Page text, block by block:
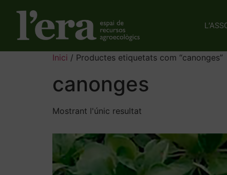
Inici / Productes etiquetats com “canonges”
canonges
Mostrant l'únic resultat